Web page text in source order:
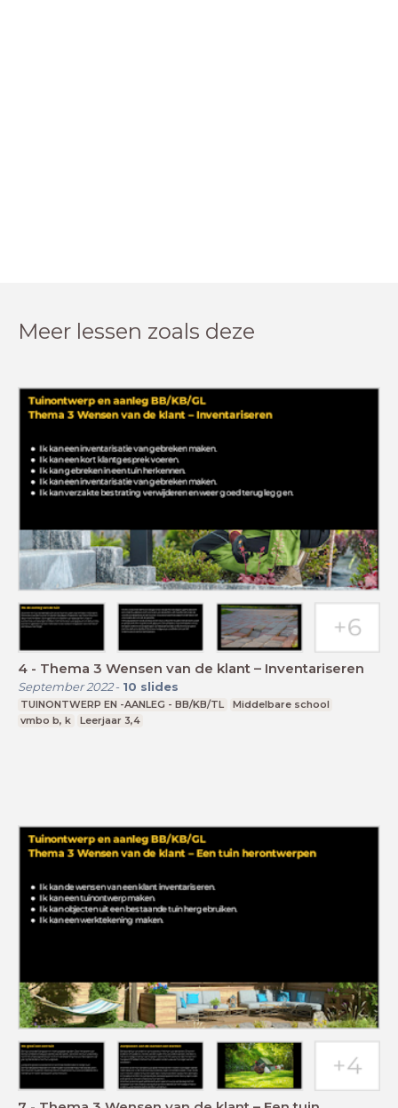
Meer lessen zoals deze
4 - Thema 3 Wensen van de klant – Inventariseren
September 2022- 10 slides
TUINONTWERP EN -AANLEG - BB/KB/TL
Middelbare school
vmbo b, k
Leerjaar 3,4